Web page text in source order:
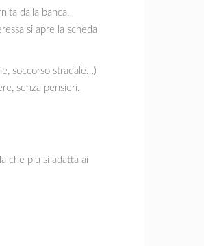
dalla banca,
si apre la scheda
soccorso stradale…)
senza pensieri.
che più si adatta ai